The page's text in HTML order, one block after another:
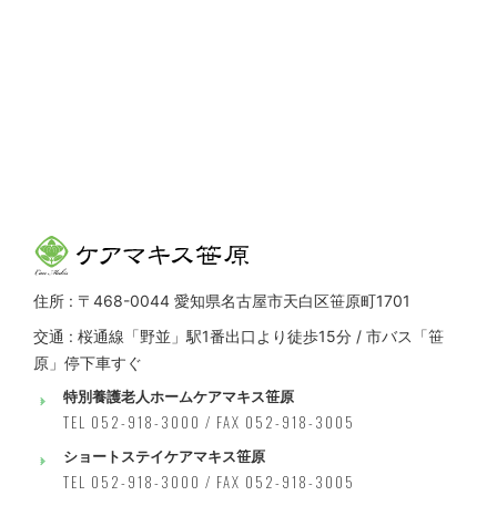
住所 : 〒468-0044 愛知県名古屋市天白区笹原町1701
交通 : 桜通線「野並」駅1番出口より徒歩15分 / 市バス「笹
原」停下車すぐ
特別養護老人ホームケアマキス笹原
TEL 052-918-3000 / FAX 052-918-3005
ショートステイケアマキス笹原
TEL 052-918-3000 / FAX 052-918-3005